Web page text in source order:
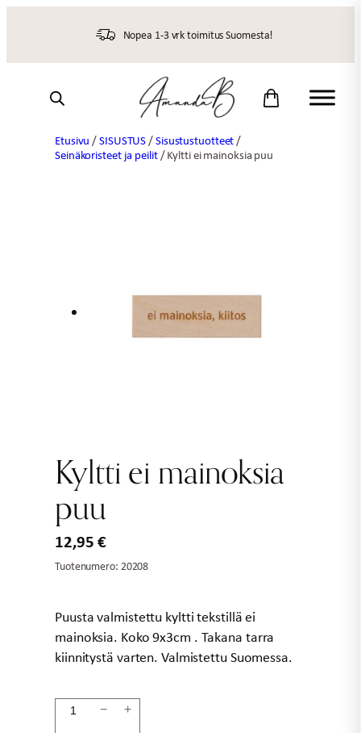
Nopea 1-3 vrk toimitus Suomesta!
Etusivu /SISUSTUS/Sisustustuotteet/
Seinäkoristeet ja peilit/ Kyltti ei mainoksia puu
Kyltti ei mainoksia
puu
12,95€
Tuotenumero: 20208
Puusta valmistettu kyltti tekstillä ei
mainoksia. Koko 9x3cm . Takana tarra
kiinnitystä varten. Valmistettu Suomessa.
Kyltti
− +